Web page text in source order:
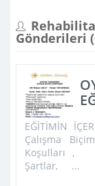
Gönderileri (
EĞİTİMİN
Çalışma
Koşulları ,
Şartlar, ...